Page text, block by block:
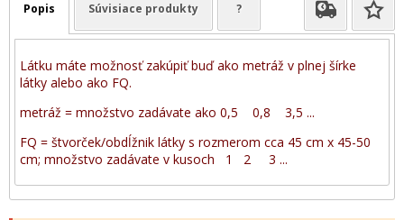
Popis Súvisiace produkty ?
Látku máte možnosť zakúpiť buď ako metráž v plnej šírke
látky alebo ako FQ.
metráž = množstvo zadávate ako 0,5 0,8 3,5 ...
FQ = štvorček/obdĺžnik látky s rozmerom cca 45 cm x 45-50
cm; množstvo zadávate v kusoch 1 2 3 ...